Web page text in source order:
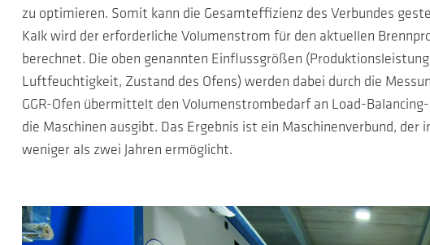
zu optimieren. Somit kann die Gesamteffizienz des Verbundes
Kalk wird der erforderliche Volumenstrom für den aktuellen
berechnet. Die oben genannten Einflussgrößen
Luftfeuchtigkeit, Zustand des Ofens) werden dabei durch die
GGR-Ofen übermittelt den Volumenstrombedarf an Load-
die Maschinen ausgibt. Das Ergebnis ist ein Maschinenverbund,
weniger als zwei Jahren ermöglicht.